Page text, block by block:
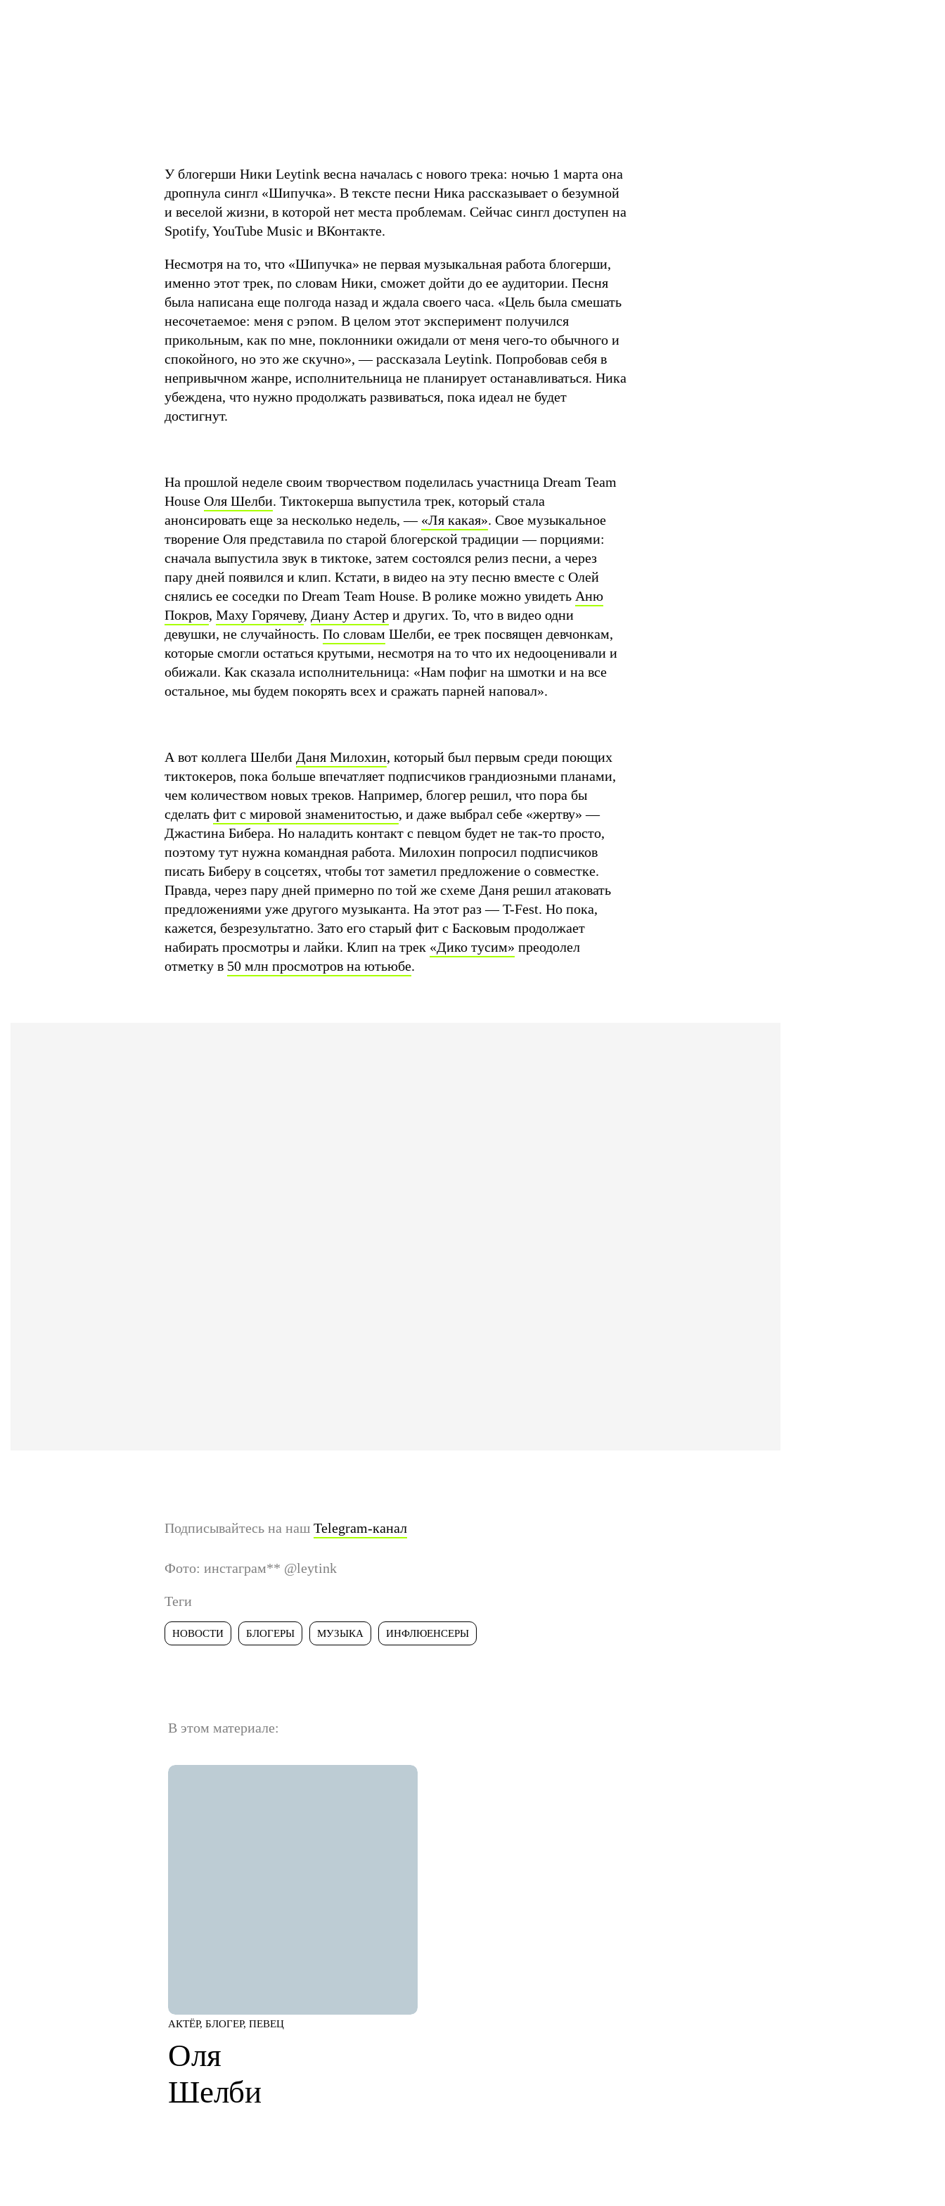
У блогерши Ники Leytink весна началась с нового трека: ночью 1 марта она
дропнула сингл «Шипучка». В тексте песни Ника рассказывает о безумной
и веселой жизни, в которой нет места проблемам. Сейчас сингл доступен на
Spotify, YouTube Music и ВКонтакте.
Несмотря на то, что «Шипучка» не первая музыкальная работа блогерши,
именно этот трек, по словам Ники, сможет дойти до ее аудитории. Песня
была написана еще полгода назад и ждала своего часа. «Цель была смешать
несочетаемое: меня с рэпом. В целом этот эксперимент получился
прикольным, как по мне, поклонники ожидали от меня чего-то обычного и
спокойного, но это же скучно», — рассказала Leytink. Попробовав себя в
непривычном жанре, исполнительница не планирует останавливаться. Ника
убеждена, что нужно продолжать развиваться, пока идеал не будет
достигнут.
На прошлой неделе своим творчеством поделилась участница Dream Team
House Оля Шелби. Тиктокерша выпустила трек, который стала
анонсировать еще за несколько недель, — «Ля какая». Свое музыкальное
творение Оля представила по старой блогерской традиции — порциями:
сначала выпустила звук в тиктоке, затем состоялся релиз песни, а через
пару дней появился и клип. Кстати, в видео на эту песню вместе с Олей
снялись ее соседки по Dream Team House. В ролике можно увидеть Аню
Покров, Маху Горячеву, Диану Астер и других. То, что в видео одни
девушки, не случайность. По словам Шелби, ее трек посвящен девчонкам,
которые смогли остаться крутыми, несмотря на то что их недооценивали и
обижали. Как сказала исполнительница: «Нам пофиг на шмотки и на все
остальное, мы будем покорять всех и сражать парней наповал».
А вот коллега Шелби Даня Милохин, который был первым среди поющих
тиктокеров, пока больше впечатляет подписчиков грандиозными планами,
чем количеством новых треков. Например, блогер решил, что пора бы
сделать фит с мировой знаменитостью, и даже выбрал себе «жертву» —
Джастина Бибера. Но наладить контакт с певцом будет не так-то просто,
поэтому тут нужна командная работа. Милохин попросил подписчиков
писать Биберу в соцсетях, чтобы тот заметил предложение о совместке.
Правда, через пару дней примерно по той же схеме Даня решил атаковать
предложениями уже другого музыканта. На этот раз — T-Fest. Но пока,
кажется, безрезультатно. Зато его старый фит с Басковым продолжает
набирать просмотры и лайки. Клип на трек «Дико тусим» преодолел
отметку в 50 млн просмотров на ютьюбе.
Подписывайтесь на наш Telegram-канал
Фото: инстаграм** @leytink
Теги
НОВОСТИ БЛОГЕРЫ МУЗЫКА ИНФЛЮЕНСЕРЫ
В этом материале:
АКТЁР, БЛОГЕР, ПЕВЕЦ
Оля
Шелби